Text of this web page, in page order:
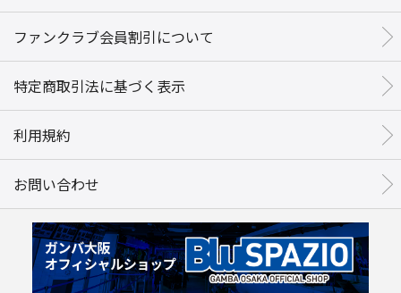
ファンクラブ会員割引について
特定商取引法に基づく表示
利用規約
お問い合わせ